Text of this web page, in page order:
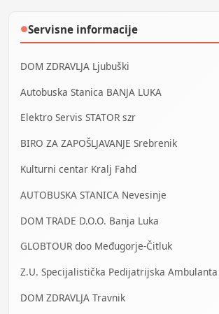
●Servisne informacije
DOM ZDRAVLJA Ljubuški
Autobuska Stanica BANJA LUKA
Elektro Servis STATOR szr
BIRO ZA ZAPOŠLJAVANJE Srebrenik
Kulturni centar Kralj Fahd
AUTOBUSKA STANICA Nevesinje
DOM TRADE D.O.O. Banja Luka
GLOBTOUR doo Međugorje-Čitluk
DOM ZDRAVLJA Travnik